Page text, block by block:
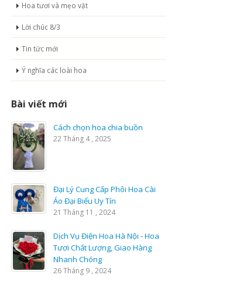
Hoa tươi và mẹo vặt
Lời chúc 8/3
Tin tức mới
Ý nghĩa các loài hoa
Bài viết mới
Cách chọn hoa chia buồn
22 Tháng 4 , 2025
Đại Lý Cung Cấp Phôi Hoa Cài
Áo Đại Biểu Uy Tín
21 Tháng 11 , 2024
Dịch Vụ Điện Hoa Hà Nội - Hoa
Tươi Chất Lượng, Giao Hàng
Nhanh Chóng
26 Tháng 9 , 2024